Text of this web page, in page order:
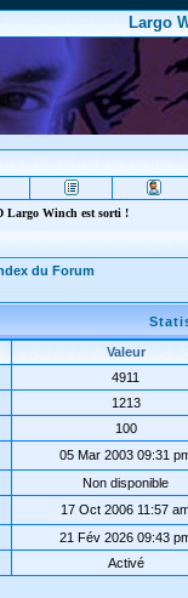
Largo
Largo Winch est sorti !
du Forum
Valeur
4911
1213
100
05 Mar 2003 09:31
Non disponible
17 Oct 2006 11:57
21 Fév 2026 09:43
Activé